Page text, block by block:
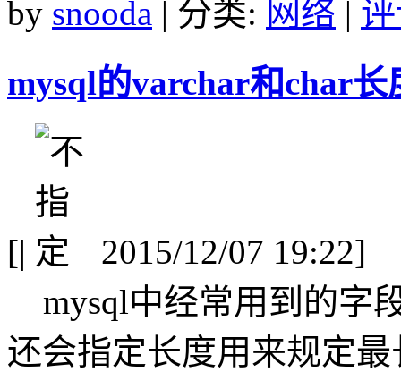
by snooda | 分类: 网络 |
mysql的varchar和char
[|
2015/12/07 19:22]
mysql中经常用到的字
还会指定长度用来规定